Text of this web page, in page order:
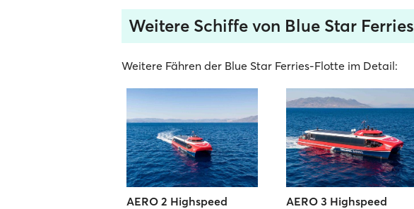
Weitere Schiffe von Blue Star Ferries
Weitere Fähren der Blue Star Ferries-Flotte im Detail:
AERO 2 Highspeed AERO 3 Highspeed